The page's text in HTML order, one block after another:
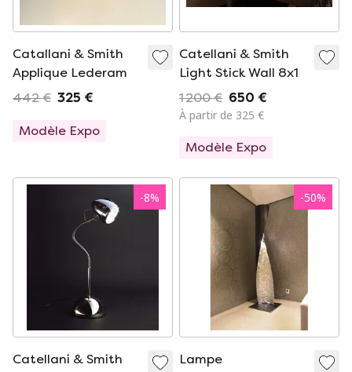
Catallani & Smith
Applique Lederam
442 € 325 €
Modèle Expo
Catellani & Smith
Light Stick Wall 8x1
1 200 € 650 €
À partir de 325 €
Modèle Expo
-8%
Catellani & Smith
-50%
Lampe